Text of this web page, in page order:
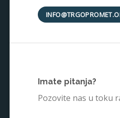
Imate pitanja?
Pozovite nas u toku